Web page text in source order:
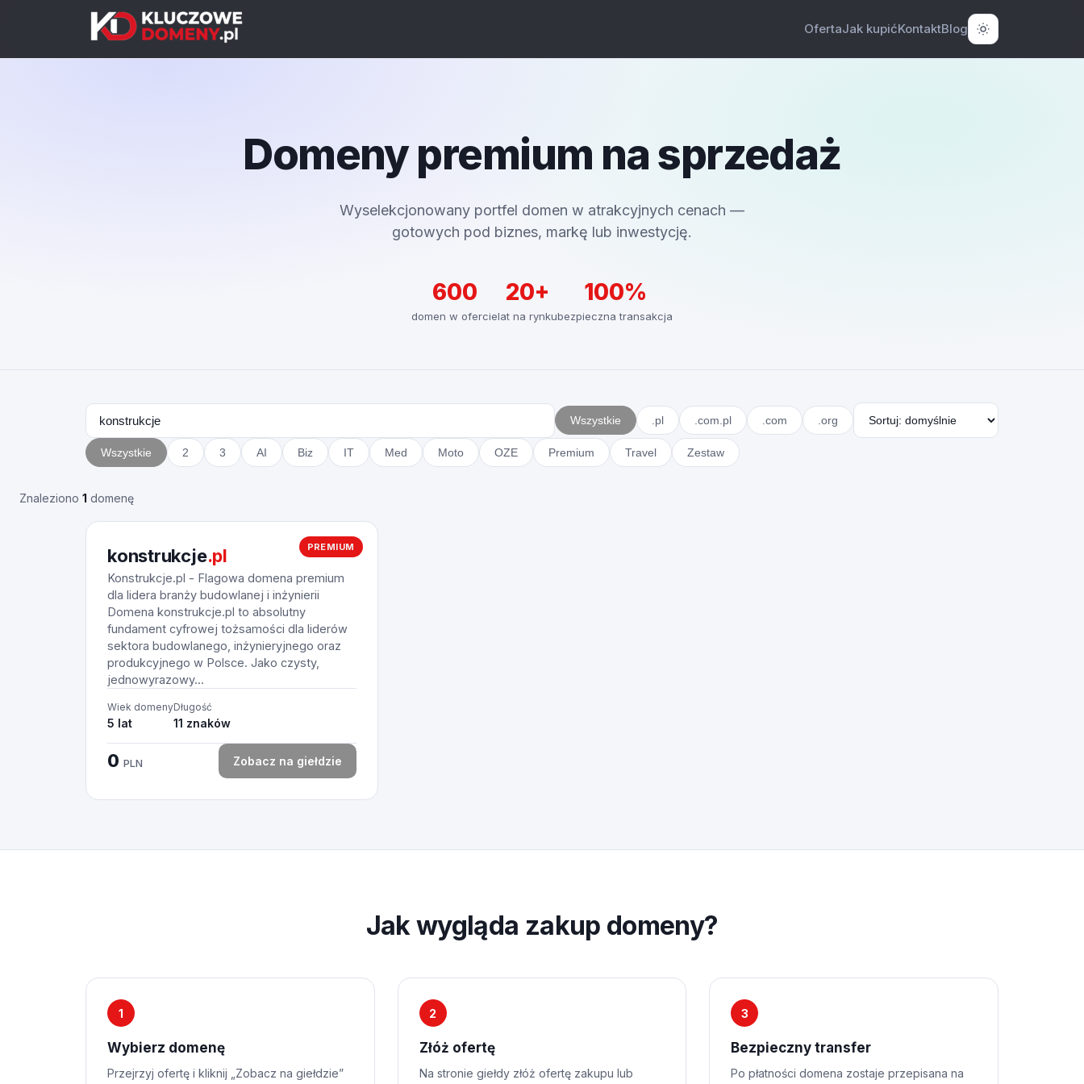
OfertaJak kupićKontaktBlog
Domeny premium na sprzedaż
Wyselekcjonowany portfel domen w atrakcyjnych cenach —
gotowych pod biznes, markę lub inwestycję.
600
domen w ofercie
20+
lat na rynku
100%
bezpieczna transakcja
Wszystkie .pl .com.pl .com .org
Wszystkie 2 3 AI Biz IT Med Moto OZE Premium Travel Zestaw
Znaleziono 1 domenę
PREMIUM
konstrukcje.pl
Konstrukcje.pl - Flagowa domena premium
dla lidera branży budowlanej i inżynierii
Domena konstrukcje.pl to absolutny
fundament cyfrowej tożsamości dla liderów
sektora budowlanego, inżynieryjnego oraz
produkcyjnego w Polsce. Jako czysty,
jednowyrazowy...
Wiek domeny
5 lat
Długość
11 znaków
0 PLN Zobacz na giełdzie
Jak wygląda zakup domeny?
1
Wybierz domenę
Przejrzyj ofertę i kliknij „Zobacz na giełdzie”
2
Złóż ofertę
Na stronie giełdy złóż ofertę zakupu lub
3
Bezpieczny transfer
Po płatności domena zostaje przepisana na